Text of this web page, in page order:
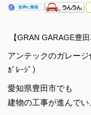
【GRAN GARAGE豊
アンテックのガレー
ｶﾞﾚｰｼﾞ）
愛知県豊田市でも
建物の工事が進んで